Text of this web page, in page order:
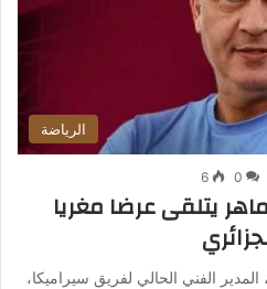
الرياضة
0
6
يتلقى عرضا مغريا
الفني الحالي لفريق سيراميكا،